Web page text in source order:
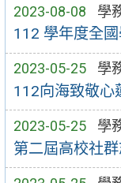
2023-08-08 學
112 學年度全
2023-05-25 學
112向海致敬心
2023-05-25 學
第二屆高校社